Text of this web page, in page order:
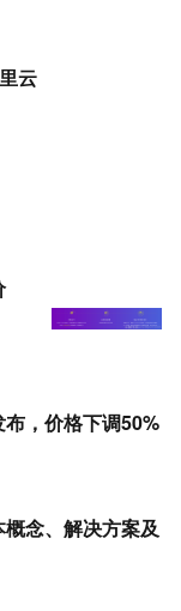
云
，价格下调50%
念、解决方案及